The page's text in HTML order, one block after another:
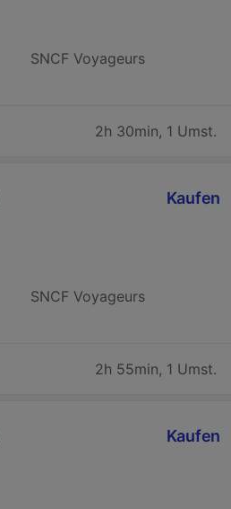
SNCF Voyageurs
2h 30min, 1 Umst.
SNCF Voyageurs
Kaufen
2h 55min, 1 Umst.
Kaufen